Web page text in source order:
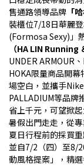
售通路領導品牌 「
裝櫃位7/18日華麗
(Formosa Sexy)」
（HA LIN
UNDER ARMOUR
HOKA限量商品開
場空白，並攜手
PALLADIUM等品牌
省上千元，可望掀
暑假出門走走，從
夏日行程前的採買
並自7/2（四）至8/
動風格提案」，精